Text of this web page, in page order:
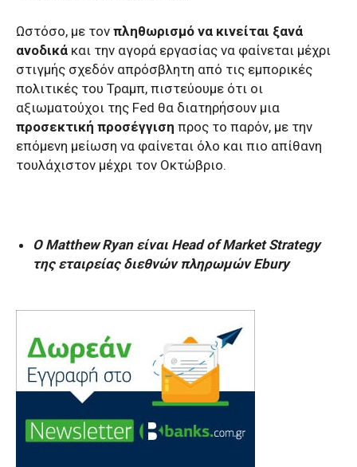
Ωστόσο, με τον πληθωρισμό να κινείται ξανά
ανοδικά και την αγορά εργασίας να φαίνεται μέχρι
στιγμής σχεδόν απρόσβλητη από τις εμπορικές
πολιτικές του Τραμπ, πιστεύουμε ότι οι
αξιωματούχοι της Fed θα διατηρήσουν μια
προσεκτική προσέγγιση προς το παρόν, με την
επόμενη μείωση να φαίνεται όλο και πιο απίθανη
τουλάχιστον μέχρι τον Οκτώβριο.
Ο Matthew Ryan είναι Head of Market Strategy
της εταιρείας διεθνών πληρωμών Ebury